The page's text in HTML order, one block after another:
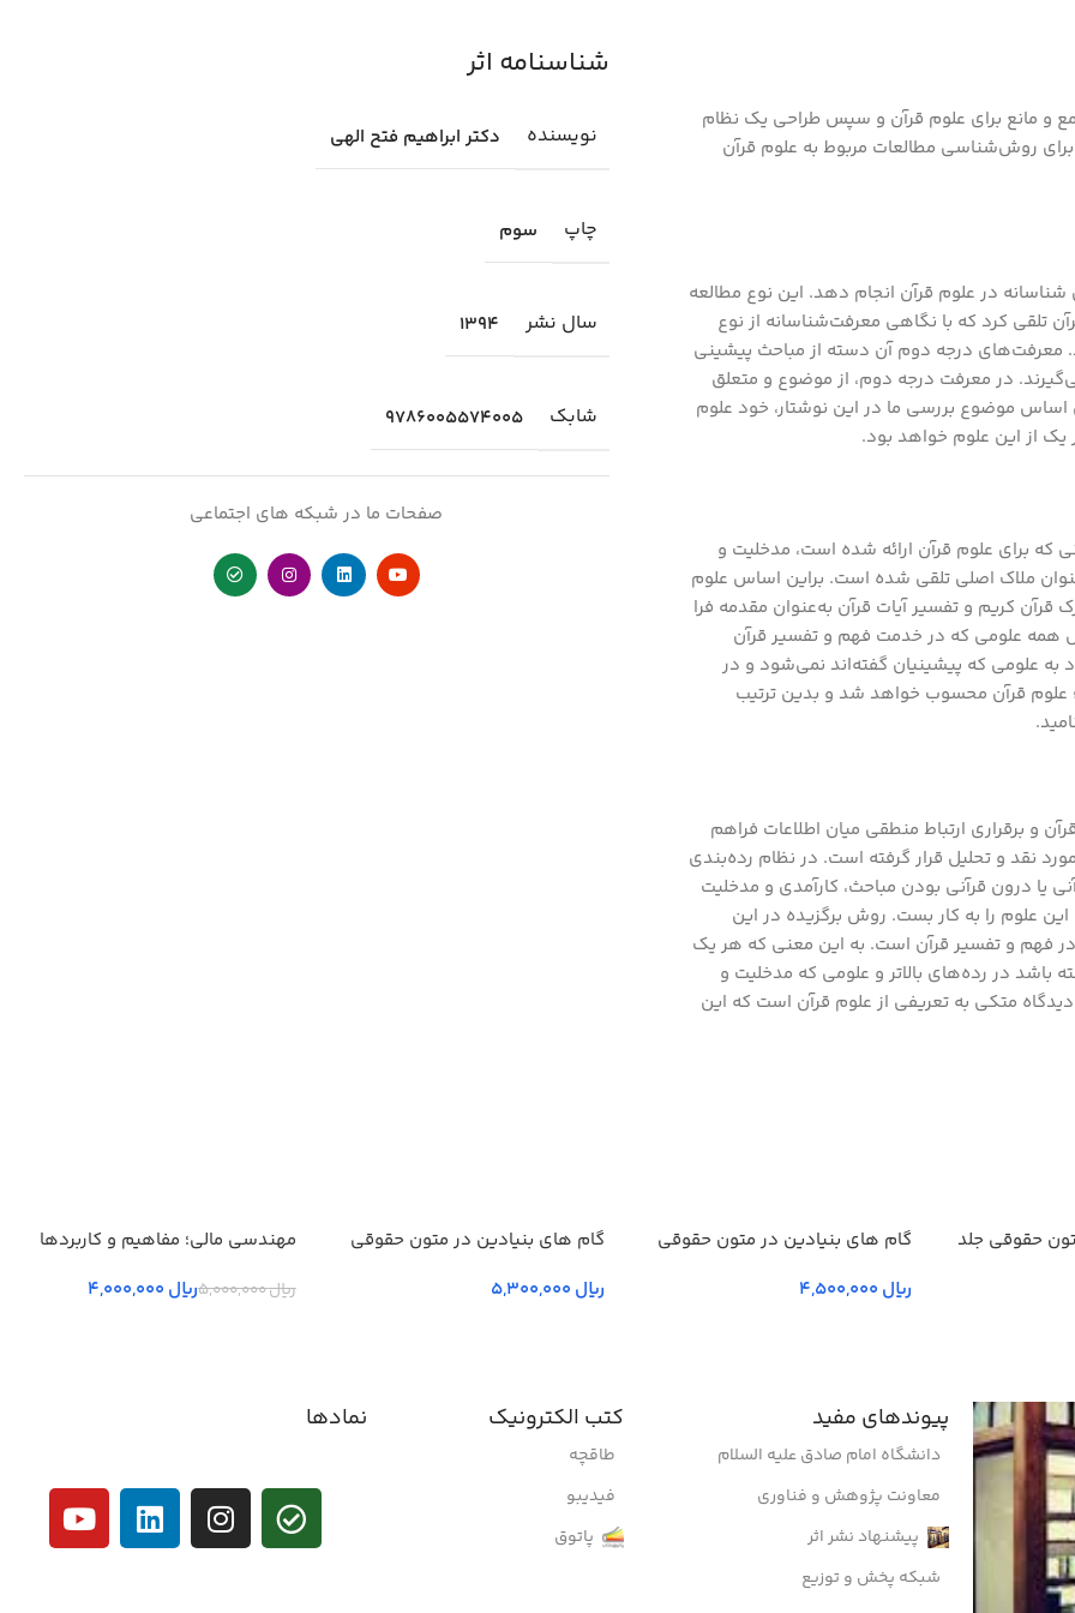
و مانع برای علوم قرآن و سپس طراحی یک نظام
برای روش‌شناسی مطالعات مربوط به علوم قرآن
در علوم قرآن انجام دهد. این نوع مطالعه
تلقی کرد که با نگاهی معرفت‌شناسانه از نوع
معرفت‌های درجه دوم آن دسته از مباحث پیشینی
در معرفت درجه دوم، از موضوع و متعلق
اساس موضوع بررسی ما در این نوشتار، خود علوم
از این علوم خواهد بود.
که برای علوم قرآن ارائه شده است، مدخلیت و
ملاک اصلی تلقی شده است. براین اساس علوم
کریم و تفسیر آیات قرآن به‌عنوان مقدمه فرا
همه علومی که در خدمت فهم و تفسیر قرآن
علومی که پیشینیان گفته‌اند نمی‌شود و در
علوم قرآن محسوب خواهد شد و بدین ترتیب
و برقراری ارتباط منطقی میان اطلاعات فراهم
نقد و تحلیل قرار گرفته است. در نظام رده‌بندی
یا درون قرآنی بودن مباحث، کارآمدی و مدخلیت
علوم را به کار بست. روش برگزیده در این
در فهم و تفسیر قرآن است. به این معنی که هر یک
باشد در رده‌های بالاتر و علومی که مدخلیت و
متکی به تعریفی از علوم قرآن است که این
شناسنامه اثر
نویسنده دكتر ابراهيم فتح الهي
چاپ سوم
سال نشر 1394
شابك 9786005574005
صفحات ما در شبکه های اجتماعی
حقوقی جلد
گام های بنیادین در متون حقوقي
ریال
گام های بنیادین در متون حقوقي
ریال
مهندسی مالی؛ مفاهیم و کاربردها
ریال5,000,000 ریال
پیوندهای مفید
دانشگاه امام صادق علیه السلام
معاونت پژوهش و فناوری
پیشنهاد نشر اثر
شبکه پخش و توزیع
کتب الکترونیک
طاقچه
فیدیبو
پاتوق
نمادها